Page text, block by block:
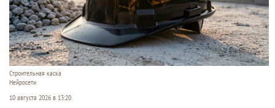
Строительная каска
Нейросети
10 августа 2026 в 13:20